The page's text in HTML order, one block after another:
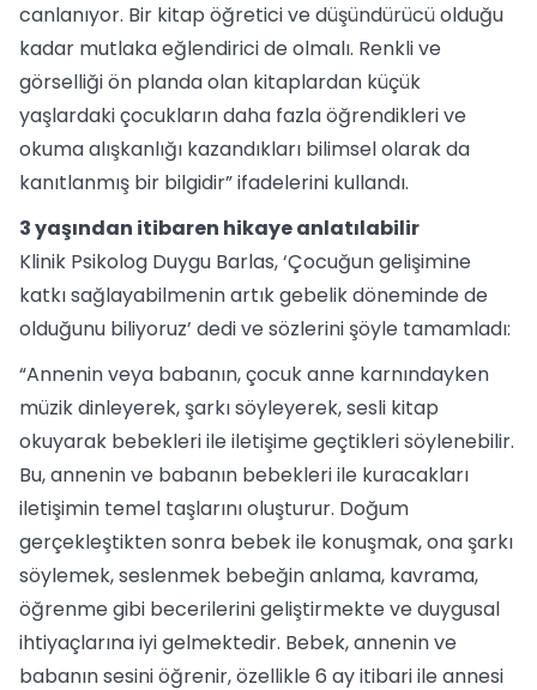
canlanıyor. Bir kitap öğretici ve düşündürücü olduğu
kadar mutlaka eğlendirici de olmalı. Renkli ve
görselliği ön planda olan kitaplardan küçük
yaşlardaki çocukların daha fazla öğrendikleri ve
okuma alışkanlığı kazandıkları bilimsel olarak da
kanıtlanmış bir bilgidir” ifadelerini kullandı.
3 yaşından itibaren hikaye anlatılabilir
Klinik Psikolog Duygu Barlas, ‘Çocuğun gelişimine
katkı sağlayabilmenin artık gebelik döneminde de
olduğunu biliyoruz’ dedi ve sözlerini şöyle tamamladı:
“Annenin veya babanın, çocuk anne karnındayken
müzik dinleyerek, şarkı söyleyerek, sesli kitap
okuyarak bebekleri ile iletişime geçtikleri söylenebilir.
Bu, annenin ve babanın bebekleri ile kuracakları
iletişimin temel taşlarını oluşturur. Doğum
gerçekleştikten sonra bebek ile konuşmak, ona şarkı
söylemek, seslenmek bebeğin anlama, kavrama,
öğrenme gibi becerilerini geliştirmekte ve duygusal
ihtiyaçlarına iyi gelmektedir. Bebek, annenin ve
babanın sesini öğrenir, özellikle 6 ay itibari ile annesi